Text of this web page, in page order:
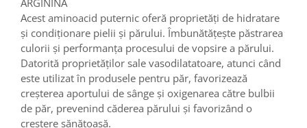
Acest aminoacid puternic oferă proprietăți de hidratare
și condiționare pielii și părului. Îmbunătățește păstrarea
culorii și performanța procesului de vopsire a părului.
Datorită proprietăților sale vasodilatatoare, atunci când
este utilizat în produsele pentru păr, favorizează
creșterea aportului de sânge și oxigenarea către bulbii
de păr, prevenind căderea părului și favorizând o
creștere sănătoasă.